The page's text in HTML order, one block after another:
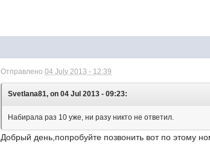
Отправлено04 July 2013 - 12:39
Svetlana81, on 04 Jul 2013 - 09:23:
Набирала раз 10 уже, ни разу никто не ответил.
Добрый день,попробуйте позвонить вот по этому